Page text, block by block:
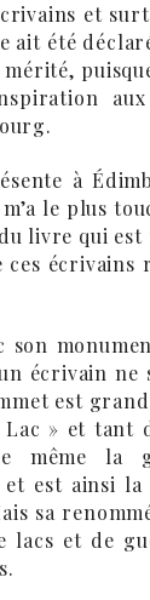
et
ait été
à
le plus
livre qui est
ces écrivains
son
écrivain ne
est
» et tant
même la
est ainsi la
sa
lacs et de